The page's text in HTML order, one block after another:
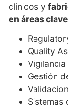
clínicos y
en áreas
Quality
Gestión
Sistemas